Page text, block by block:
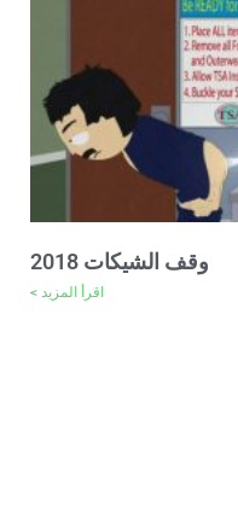
وقف الشيكات 2018
اقرأ المزيد >